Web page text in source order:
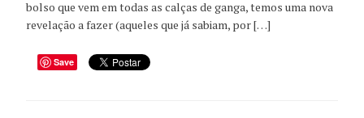
bolso que vem em todas as calças de ganga, temos uma nova
revelação a fazer (aqueles que já sabiam, por […]
Save